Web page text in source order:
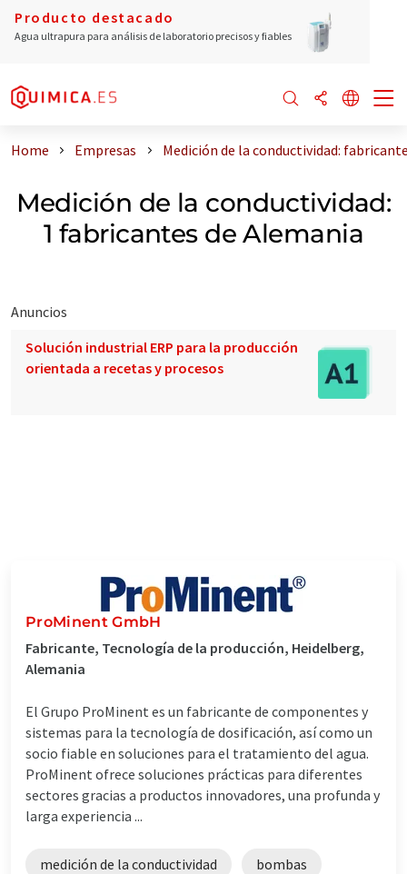
Producto destacado
Agua ultrapura para análisis de laboratorio precisos y fiables
Home Empresas Medición de la conductividad:
Medición de la conductividad:
1 fabricantes de Alemania
Anuncios
Solución industrial ERP para la producción
orientada a recetas y procesos
ProMinent GmbH
Fabricante, Tecnología de la producción, Heidelberg,
Alemania
El Grupo ProMinent es un fabricante de componentes y
sistemas para la tecnología de dosificación, así como un
socio fiable en soluciones para el tratamiento del agua.
ProMinent ofrece soluciones prácticas para diferentes
sectores gracias a productos innovadores, una profunda y
larga experiencia ...
medición de la conductividad bombas